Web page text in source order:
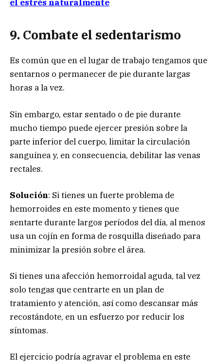
el estrés naturalmente
9. Combate el sedentarismo
Es común que en el lugar de trabajo tengamos que
sentarnos o permanecer de pie durante largas
horas a la vez.
Sin embargo, estar sentado o de pie durante
mucho tiempo puede ejercer presión sobre la
parte inferior del cuerpo, limitar la circulación
sanguínea y, en consecuencia, debilitar las venas
rectales.
Solución: Si tienes un fuerte problema de
hemorroides en este momento y tienes que
sentarte durante largos períodos del día, al menos
usa un cojín en forma de rosquilla diseñado para
minimizar la presión sobre el área.
Si tienes una afección hemorroidal aguda, tal vez
solo tengas que centrarte en un plan de
tratamiento y atención, así como descansar más
recostándote, en un esfuerzo por reducir los
síntomas.
El ejercicio podría agravar el problema en este